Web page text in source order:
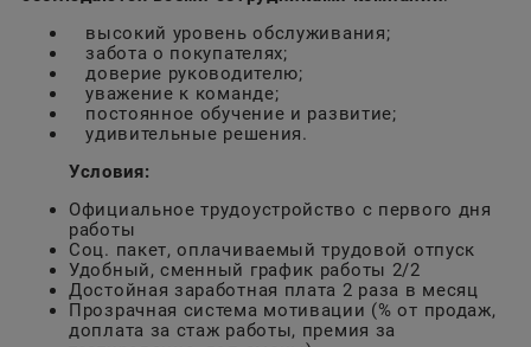
высокий уровень обслуживания;
забота о покупателях;
доверие руководителю;
уважение к команде;
постоянное обучение и развитие;
удивительные решения.
Условия:
Официальное трудоустройство с первого дня
работы
Соц. пакет, оплачиваемый трудовой отпуск
Удобный, сменный график работы 2/2
Достойная заработная плата 2 раза в месяц
Прозрачная система мотивации (% от продаж,
доплата за стаж работы, премия за